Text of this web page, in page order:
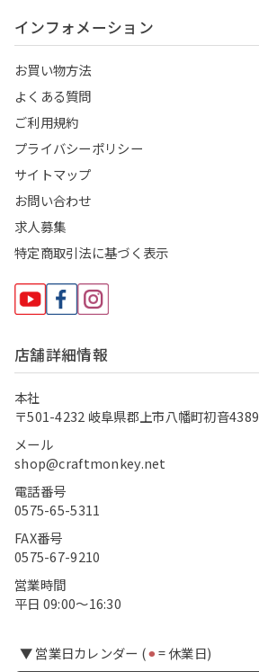
インフォメーション
お買い物方法
よくある質問
ご利用規約
プライバシーポリシー
サイトマップ
お問い合わせ
求人募集
特定商取引法に基づく表示
店舗詳細情報
本社
〒501-4232 岐阜県郡上市八幡町初音4389
メール
shop@craftmonkey.net
電話番号
0575-65-5311
FAX番号
0575-67-9210
営業時間
平日 09:00〜16:30
▼ 営業日カレンダー (⚫︎= 休業日)